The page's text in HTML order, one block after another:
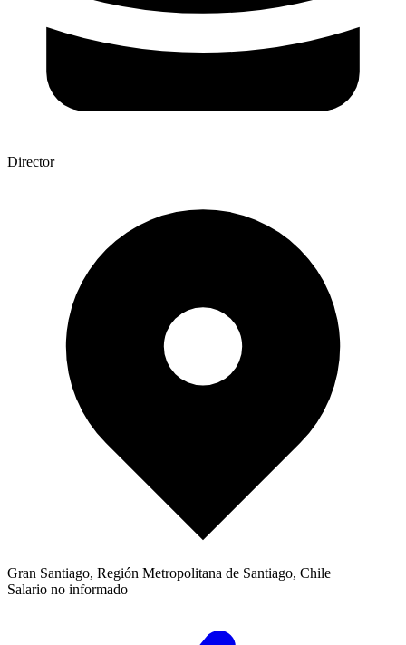
Director
Gran Santiago, Región Metropolitana de Santiago, Chile
Salario no informado